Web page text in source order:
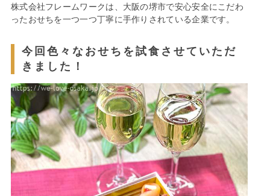
株式会社フレームワークは、大阪の堺市で安心安全にこだわ
ったおせちを一つ一つ丁寧に手作りされている企業です。
今回色々なおせちを試食させていただ
きました！